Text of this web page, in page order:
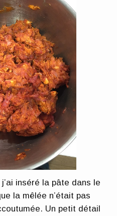
inséré la pâte dans le
la mêlée n’était pas
Un petit détail